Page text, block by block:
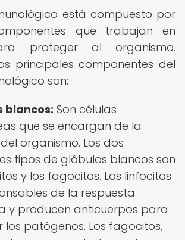
está compuesto por
que trabajan en
proteger al organismo.
principales componentes del
son:
blancos: Son células
que se encargan de la
organismo. Los dos
tipos de glóbulos blancos son
y los fagocitos. Los linfocitos
de la respuesta
y producen anticuerpos para
patógenos. Los fagocitos,